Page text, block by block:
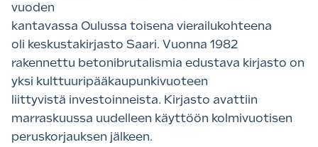
vuoden
kantavassa Oulussa toisena vierailukohteena
oli keskustakirjasto Saari. Vuonna 1982
rakennettu betonibrutalismia edustava kirjasto on
yksi kulttuuripääkaupunkivuoteen
liittyvistä investoinneista. Kirjasto avattiin
marraskuussa uudelleen käyttöön kolmivuotisen
peruskorjauksen jälkeen.